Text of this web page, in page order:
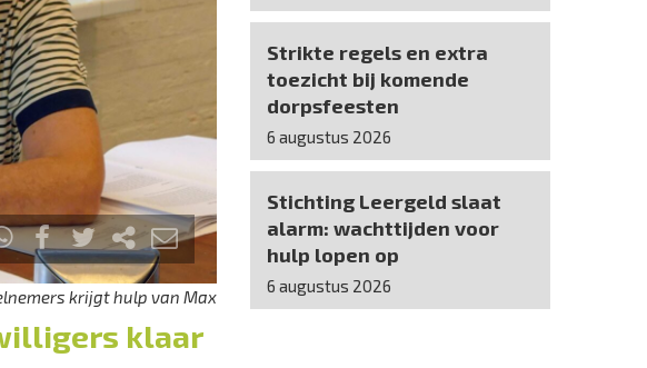
krijgt hulp van Max
klaar
Strikte regels en extra
toezicht bij komende
dorpsfeesten
6 augustus 2026
Stichting Leergeld slaat
alarm: wachttijden voor
hulp lopen op
6 augustus 2026